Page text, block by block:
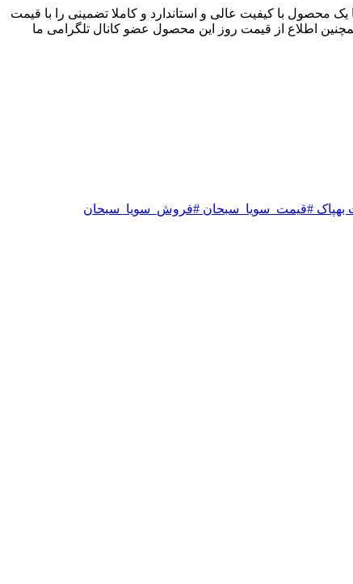
محصول با کیفیت عالی و استاندارد و کاملا تضمینی را با قیمت
اطلاع از قیمت روز این محصول عضو کانال تلگرامی ما
بهپاک #قیمت_سویا_سبحان #فروش_سویا_سبحان